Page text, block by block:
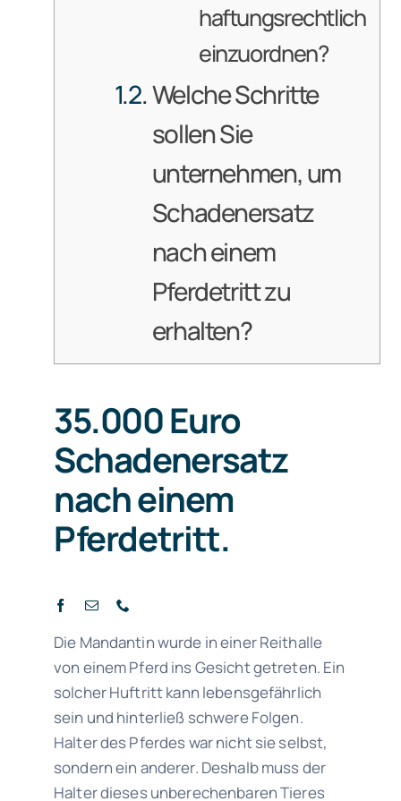
haftungsrechtlich
einzuordnen?
Welche Schritte
sollen Sie
unternehmen, um
Schadenersatz
nach einem
Pferdetritt zu
erhalten?
35.000 Euro
Schadenersatz
nach einem
Pferdetritt.
Die Mandantin wurde in einer Reithalle
von einem Pferd ins Gesicht getreten. Ein
solcher Huftritt kann lebensgefährlich
sein und hinterließ schwere Folgen.
Halter des Pferdes war nicht sie selbst,
sondern ein anderer. Deshalb muss der
Halter dieses unberechenbaren Tieres